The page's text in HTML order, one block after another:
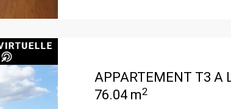
APPARTEMENT T3 A
76.04 m2